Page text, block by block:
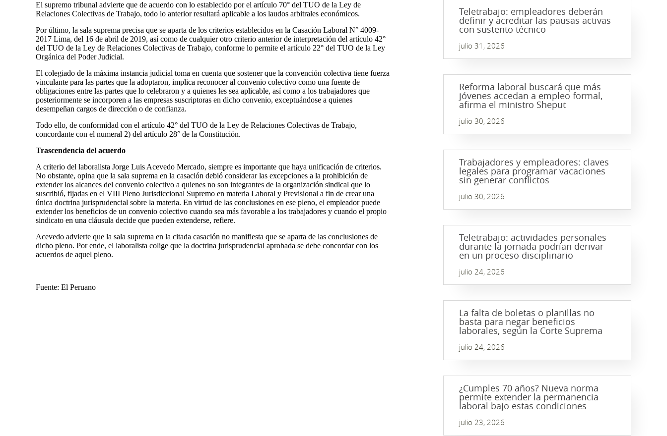
El supremo tribunal advierte que de acuerdo con lo establecido por el artículo 70° del TUO de la Ley de
Relaciones Colectivas de Trabajo, todo lo anterior resultará aplicable a los laudos arbitrales económicos.
Por último, la sala suprema precisa que se aparta de los criterios establecidos en la Casación Laboral N° 4009-
2017 Lima, del 16 de abril de 2019, así como de cualquier otro criterio anterior de interpretación del artículo 42°
del TUO de la Ley de Relaciones Colectivas de Trabajo, conforme lo permite el artículo 22° del TUO de la Ley
Orgánica del Poder Judicial.
El colegiado de la máxima instancia judicial toma en cuenta que sostener que la convención colectiva tiene fuerza
vinculante para las partes que la adoptaron, implica reconocer al convenio colectivo como una fuente de
obligaciones entre las partes que lo celebraron y a quienes les sea aplicable, así como a los trabajadores que
posteriormente se incorporen a las empresas suscriptoras en dicho convenio, exceptuándose a quienes
desempeñan cargos de dirección o de confianza.
Todo ello, de conformidad con el artículo 42° del TUO de la Ley de Relaciones Colectivas de Trabajo,
concordante con el numeral 2) del artículo 28° de la Constitución.
Trascendencia del acuerdo
A criterio del laboralista Jorge Luis Acevedo Mercado, siempre es importante que haya unificación de criterios.
No obstante, opina que la sala suprema en la casación debió considerar las excepciones a la prohibición de
extender los alcances del convenio colectivo a quienes no son integrantes de la organización sindical que lo
suscribió, fijadas en el VIII Pleno Jurisdiccional Supremo en materia Laboral y Previsional a fin de crear una
única doctrina jurisprudencial sobre la materia. En virtud de las conclusiones en ese pleno, el empleador puede
extender los beneficios de un convenio colectivo cuando sea más favorable a los trabajadores y cuando el propio
sindicato en una cláusula decide que pueden extenderse, refiere.
Acevedo advierte que la sala suprema en la citada casación no manifiesta que se aparta de las conclusiones de
dicho pleno. Por ende, el laboralista colige que la doctrina jurisprudencial aprobada se debe concordar con los
acuerdos de aquel pleno.
Fuente: El Peruano
Teletrabajo: empleadores deberán
definir y acreditar las pausas activas
con sustento técnico
julio 31, 2026
Reforma laboral buscará que más
jóvenes accedan a empleo formal,
afirma el ministro Sheput
julio 30, 2026
Trabajadores y empleadores: claves
legales para programar vacaciones
sin generar conflictos
julio 30, 2026
Teletrabajo: actividades personales
durante la jornada podrían derivar
en un proceso disciplinario
julio 24, 2026
La falta de boletas o planillas no
basta para negar beneficios
laborales, según la Corte Suprema
julio 24, 2026
¿Cumples 70 años? Nueva norma
permite extender la permanencia
laboral bajo estas condiciones
julio 23, 2026